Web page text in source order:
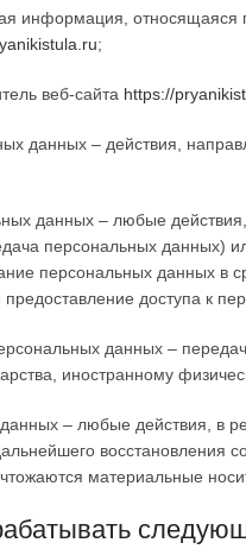
информация, относящаяся
;
веб-сайта https://
данных – действия,
данных – любые
персональных данных)
персональных данных
предоставление доступа к
данных –
иностранному
– любые действия, в
материальные